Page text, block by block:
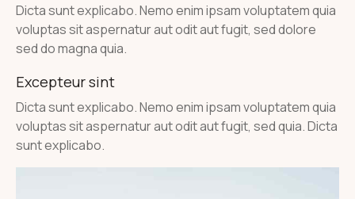
Dicta sunt explicabo. Nemo enim ipsam voluptatem quia
voluptas sit aspernatur aut odit aut fugit, sed dolore
sed do magna quia.
Excepteur sint
Dicta sunt explicabo. Nemo enim ipsam voluptatem quia
voluptas sit aspernatur aut odit aut fugit, sed quia. Dicta
sunt explicabo.